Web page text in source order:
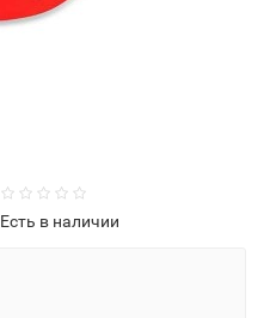
Есть в наличии